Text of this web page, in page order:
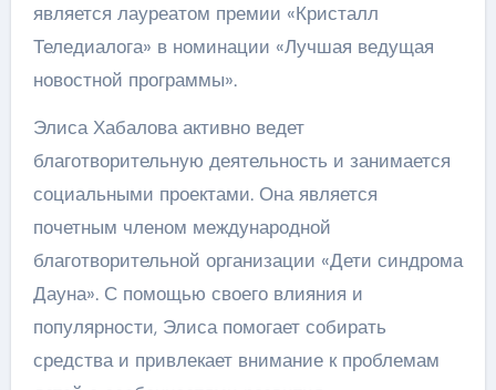
является лауреатом премии «Кристалл
Теледиалога» в номинации «Лучшая ведущая
новостной программы».
Элиса Хабалова активно ведет
благотворительную деятельность и занимается
социальными проектами. Она является
почетным членом международной
благотворительной организации «Дети синдрома
Дауна». С помощью своего влияния и
популярности, Элиса помогает собирать
средства и привлекает внимание к проблемам